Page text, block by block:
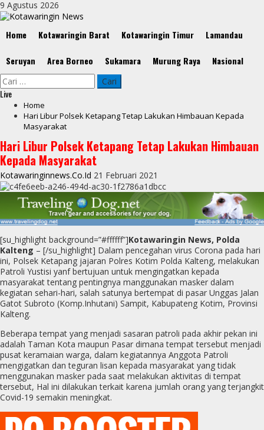
Skip
to
9 Agustus 2026
Menu
Home Kotawaringin Barat Kotawaringin Timur Lamandau
Seruyan Area Borneo Sukamara Murung Raya Nasional
Cari
untuk:
Live
Home
Hari Libur Polsek Ketapang Tetap Lakukan Himbauan Kepada
Masyarakat
Hari Libur Polsek Ketapang Tetap Lakukan Himbauan
Kepada Masyarakat
Kotawaringinnews.co.id 21 Februari 2021
[su_highlight background=”#ffffff”]Kotawaringin News, Polda
Kalteng – [/su_highlight] Dalam pencegahan virus Corona pada hari
ini, Polsek Ketapang jajaran Polres Kotim Polda Kalteng, melakukan
Patroli Yustisi yanf bertujuan untuk mengingatkan kepada
masyarakat tentang pentingnya manggunakan masker dalam
kegiatan sehari-hari, salah satunya bertempat di pasar Unggas Jalan
Gatot Subroto (Komp.Inhutani) Sampit, Kabupateng Kotim, Provinsi
Kalteng.
Beberapa tempat yang menjadi sasaran patroli pada akhir pekan ini
adalah Taman Kota maupun Pasar dimana tempat tersebut menjadi
pusat keramaian warga, dalam kegiatannya Anggota Patroli
mengigatkan dan teguran lisan kepada masyarakat yang tidak
menggunakan masker pada saat melakukan aktivitas di tempat
tersebut, Hal ini dilakukan terkait karena jumlah orang yang terjangkit
Covid-19 semakin meningkat.